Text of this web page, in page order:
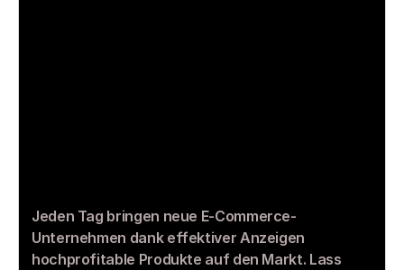
Jeden Tag bringen neue E-Commerce-
Unternehmen dank effektiver Anzeigen
hochprofitable Produkte auf den Markt. Lass